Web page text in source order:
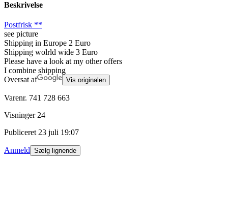
Beskrivelse
Postfrisk **
see picture
Shipping in Europe 2 Euro
Shipping wolrld wide 3 Euro
Please have a look at my other offers
I combine shipping
Oversat af
Vis originalen
Varenr. 741 728 663
Visninger 24
Publiceret 23 juli 19:07
Anmeld Sælg lignende